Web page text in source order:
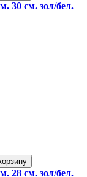
30 см. зол/бел.
28 см. зол/бел.